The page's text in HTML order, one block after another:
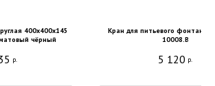
400x400x145
чёрный
р.
Кран для питьевого фонтана с
10008.B
5 120 р.
DESIGN DISTRICT DAA,